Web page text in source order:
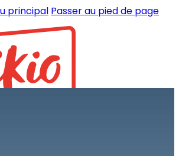
principal Passer au pied de page